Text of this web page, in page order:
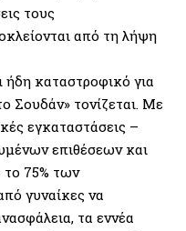
τους
από τη λήψη
ήδη καταστροφικό για
Σουδάν» τονίζεται. Με
εγκαταστάσεις –
επιθέσεων και
το 75% των
γυναίκες να
τα εννέα